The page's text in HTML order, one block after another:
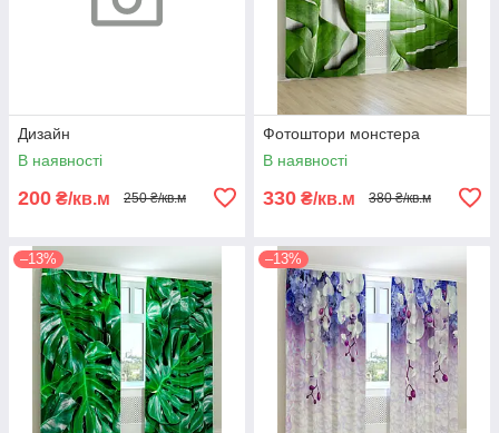
Дизайн
В наявності
200 ₴/кв.м 250 ₴/кв.м
Фотоштори монстера
В наявності
330 ₴/кв.м 380 ₴/кв.м
–13% –13%